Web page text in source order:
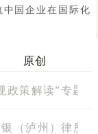
国企业在国际化
原创
政策解读”专题
（泸州）律所